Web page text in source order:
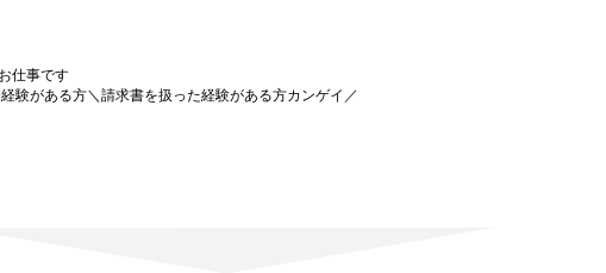
仕事です
験がある方＼請求書を扱った経験がある方カンゲイ／